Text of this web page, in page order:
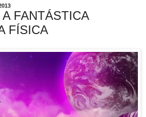
FANTÁSTICA
FÍSICA